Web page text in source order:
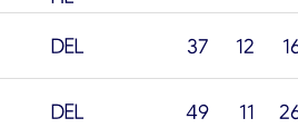
DEL 37 12
DEL 49 11